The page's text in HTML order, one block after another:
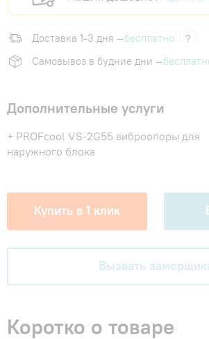
Доставка 1-3 дня —бесплатно
?
Самовывоз в будние дни —
Дополнительные услуги
+ PROFcool VS-2G55 виброопоры для
наружного блока
Купить в 1 клик
Вызвать
Коротко о товаре